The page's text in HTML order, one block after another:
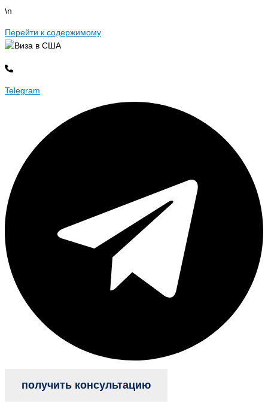
\n
Перейти к содержимому
Telegram
получить консультацию